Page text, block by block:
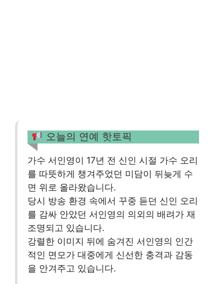
오늘의 연예 핫토픽
가수 서인영이 17년 전 신인 시절 가수 오리
를 따뜻하게 챙겨주었던 미담이 뒤늦게 수
면 위로 올라왔습니다.
당시 방송 환경 속에서 꾸중 듣던 신인 오리
를 감싸 안았던 서인영의 의외의 배려가 재
조명되고 있습니다.
강렬한 이미지 뒤에 숨겨진 서인영의 인간
적인 면모가 대중에게 신선한 충격과 감동
을 안겨주고 있습니다.